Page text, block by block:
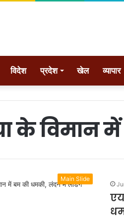
विदेश प्रदेश खेल व्यापार
के विमान
Main Slide